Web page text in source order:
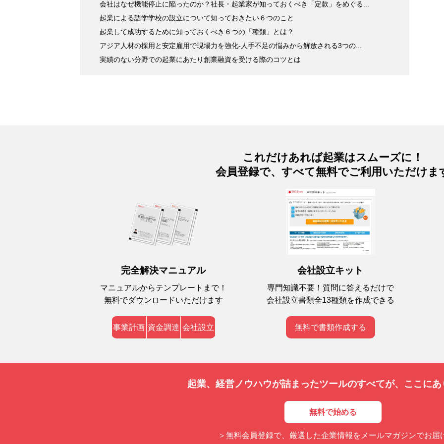
会社はなぜ機能停止に陥ったのか？社長・起業家が知っておくべき「定款」をめぐる...
起業による語学学校の設立について知っておきたい６つのこと
起業して成功するために知っておくべき６つの「種類」とは？
アジア人材の採用と安定雇用で現場力を強化-人手不足の悩みから解放される3つの...
実績のない分野での起業にあたり創業融資を受ける際のコツとは
これだけあれば起業はスムーズに！
会員登録で、すべて無料でご利用いただけま
完全解決マニュアル
マニュアルからテンプレートまで！
無料でダウンロードいただけます
事業計画 資金調達 会社設立
会社設立キット
専門知識不要！質問に答えるだけで
会社設立書類全13種類を作成できる
無料で書類作成する
起業、経営ノウハウが詰まったツールのすべてが、 ここに
無料で始める
＞無料会員登録で、厳選した企業情報をメールマガジンでお届